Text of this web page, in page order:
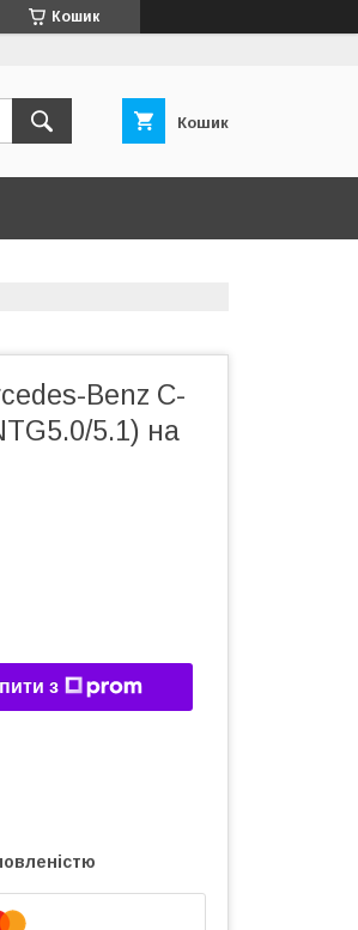
Кошик
Кошик
Benz C-
5.1) на
з